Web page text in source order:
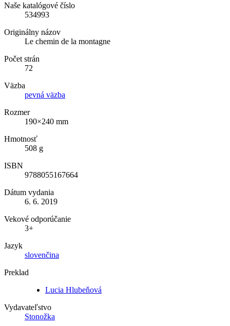
Naše katalógové číslo
534993
Originálny názov
Le chemin de la montagne
Počet strán
72
Väzba
pevná väzba
Rozmer
190×240 mm
Hmotnosť
508 g
ISBN
9788055167664
Dátum vydania
6. 6. 2019
Vekové odporúčanie
3+
Jazyk
slovenčina
Preklad
Lucia Hlubeňová
Vydavateľstvo
Stonožka